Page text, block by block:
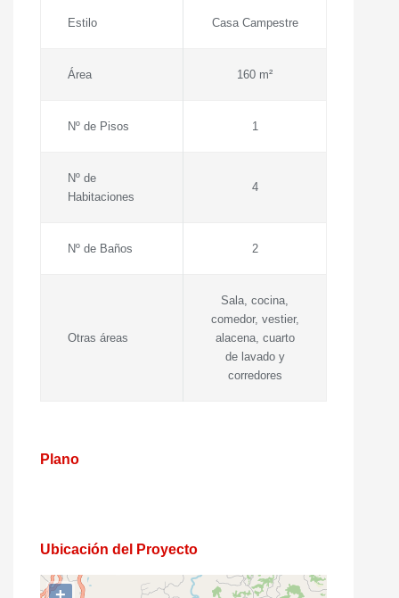
Estilo Casa Campestre
Área 160 m²
Nº de Pisos 1
Nº de
Habitaciones
4
Nº de Baños 2
Otras áreas
Sala, cocina,
comedor, vestier,
alacena, cuarto
de lavado y
corredores
Plano
Ubicación del Proyecto